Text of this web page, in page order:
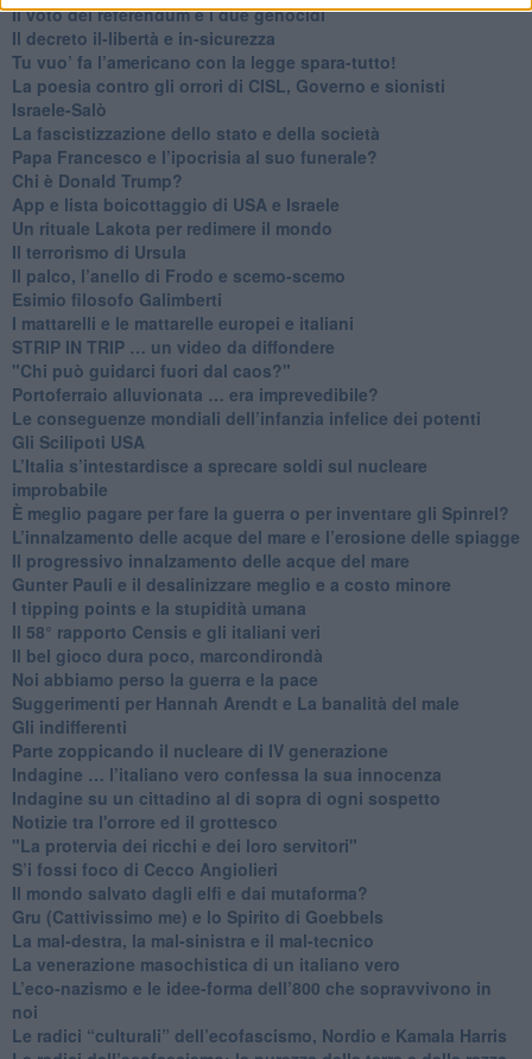
​Il voto del referendum e i due genocidi
Il decreto il-libertà e in-sicurezza
Tu vuo’ fa l’americano con la legge spara-tutto!
La poesia contro gli orrori di CISL, Governo e sionisti
Israele-Salò
​La fascistizzazione dello stato e della società
Papa Francesco e l’ipocrisia al suo funerale?
​Chi è Donald Trump?
App e lista boicottaggio di USA e Israele
​Un rituale Lakota per redimere il mondo
Il terrorismo di Ursula
​Il palco, l’anello di Frodo e scemo-scemo
Esimio filosofo Galimberti
​I mattarelli e le mattarelle europei e italiani
​STRIP IN TRIP … un video da diffondere
"Chi può guidarci fuori dal caos?"
​Portoferraio alluvionata … era imprevedibile?
Le conseguenze mondiali dell’infanzia infelice dei potenti
​Gli Scilipoti USA
L’Italia s’intestardisce a sprecare soldi sul nucleare
improbabile
È meglio pagare per fare la guerra o per inventare gli Spinrel?
​L’innalzamento delle acque del mare e l’erosione delle spiagge
​Il progressivo innalzamento delle acque del mare
​Gunter Pauli e il desalinizzare meglio e a costo minore
I tipping points e la stupidità umana
​Il 58° rapporto Censis e gli italiani veri
​Il bel gioco dura poco, marcondirondà
Noi abbiamo perso la guerra e la pace
Suggerimenti per Hannah Arendt e La banalità del male
​Gli indifferenti
Parte zoppicando il nucleare di IV generazione
​Indagine … l’italiano vero confessa la sua innocenza
Indagine su un cittadino al di sopra di ogni sospetto
Notizie tra l'orrore ed il grottesco
"La protervia dei ricchi e dei loro servitori"
S’i fossi foco di Cecco Angiolieri
​Il mondo salvato dagli elfi e dai mutaforma?
Gru (Cattivissimo me) e lo Spirito di Goebbels
​La mal-destra, la mal-sinistra e il mal-tecnico
​La venerazione masochistica di un italiano vero
​L’eco-nazismo e le idee-forma dell’800 che sopravvivono in
noi
​Le radici “culturali” dell’ecofascismo, Nordio e Kamala Harris